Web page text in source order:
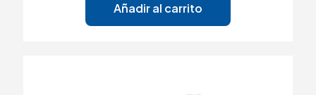
Añadir al carrito